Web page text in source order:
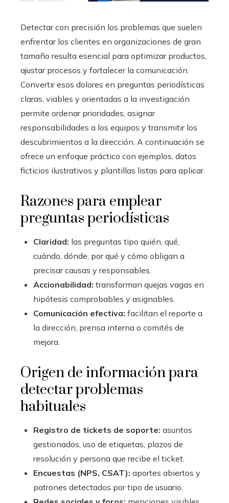
Detectar con precisión los problemas que suelen
enfrentar los clientes en organizaciones de gran
tamaño resulta esencial para optimizar productos,
ajustar procesos y fortalecer la comunicación.
Convertir esos dolores en preguntas periodísticas
claras, viables y orientadas a la investigación
permite ordenar prioridades, asignar
responsabilidades a los equipos y transmitir los
descubrimientos a la dirección. A continuación se
ofrece un enfoque práctico con ejemplos, datos
ficticios ilustrativos y plantillas listas para aplicar.
Razones para emplear
preguntas periodísticas
Claridad: las preguntas tipo quién, qué,
cuándo, dónde, por qué y cómo obligan a
precisar causas y responsables.
Accionabilidad: transforman quejas vagas en
hipótesis comprobables y asignables.
Comunicación efectiva: facilitan el reporte a
la dirección, prensa interna o comités de
mejora.
Origen de información para
detectar problemas
habituales
Registro de tickets de soporte: asuntos
gestionados, uso de etiquetas, plazos de
resolución y persona que recibe el ticket.
Encuestas (NPS, CSAT): aportes abiertos y
patrones detectados por tipo de usuario.